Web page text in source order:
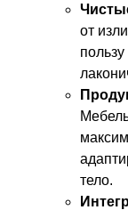
от
пользу
тело.